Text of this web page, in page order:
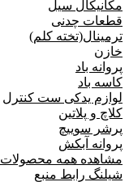
مکانیکال سیل
قطعات چدنی
ترمینال(تخته کلم)
خازن
پروانه باد
کاسه باد
لوازم یدکی ست کنترل
کلاچ و پلاتین
پرشر سوییچ
پروانه آبکش
مشاهده همه
شیلنگ رابط منبع